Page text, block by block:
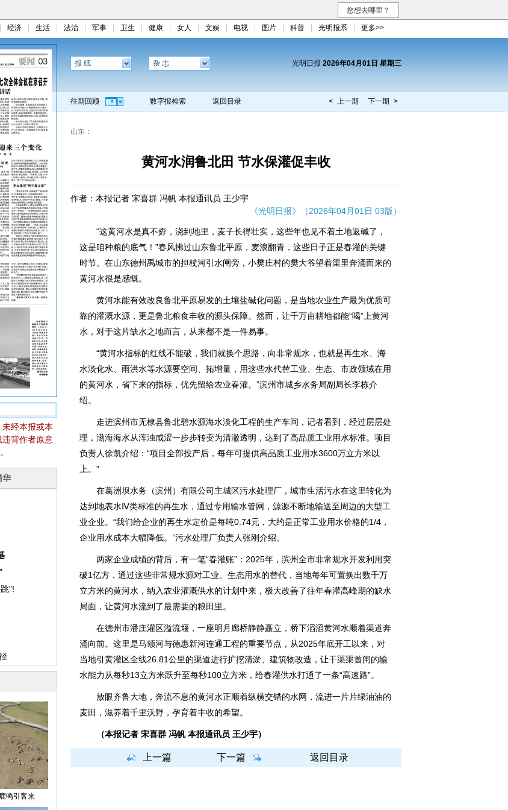
您想去哪里？
经济 生活 法治 军事 卫生 健康 女人 文娱 电视 图片 科普 光明报系 更多>>
经本报或本
背作者原意
报 纸 杂 志 光明日报 2026年04月01日 星期三
往期回顾 数字报检索 返回目录 < 上一期 下一期 >
山东：
黄河水润鲁北田 节水保灌促丰收
作者：本报记者 宋喜群 冯帆 本报通讯员 王少宇
《光明日报》（2026年04月01日 03版）
“这黄河水是真不孬，浇到地里，麦子长得壮实，这些年也见不着土地返碱了，
这是咱种粮的底气！”春风拂过山东鲁北平原，麦浪翻青，这些日子正是春灌的关键
时节。在山东德州禹城市的担杖河引水闸旁，小樊庄村的樊大爷望着渠里奔涌而来的
黄河水很是感慨。
黄河水能有效改良鲁北平原易发的土壤盐碱化问题，是当地农业生产最为优质可
靠的灌溉水源，更是鲁北粮食丰收的源头保障。然而，让千万亩耕地都能“喝”上黄河
水，对于这片缺水之地而言，从来都不是一件易事。
“黄河水指标的红线不能破，我们就换个思路，向非常规水，也就是再生水、海
水淡化水、雨洪水等水源要空间、拓增量，用这些水代替工业、生态、市政领域在用
的黄河水，省下来的指标，优先留给农业春灌。”滨州市城乡水务局副局长李栋介
绍。
走进滨州市无棣县鲁北碧水源海水淡化工程的生产车间，记者看到，经过层层处
理，渤海海水从浑浊咸涩一步步转变为清澈透明，达到了高品质工业用水标准。项目
负责人徐凯介绍：“项目全部投产后，每年可提供高品质工业用水3600万立方米以
上。”
在葛洲坝水务（滨州）有限公司主城区污水处理厂，城市生活污水在这里转化为
达到地表水Ⅳ类标准的再生水，通过专用输水管网，源源不断地输送至周边的大型工
业企业。“我们给企业的再生水定价是每吨0.74元，大约是正常工业用水价格的1/4，
企业用水成本大幅降低。”污水处理厂负责人张刚介绍。
两家企业成绩的背后，有一笔“春灌账”：2025年，滨州全市非常规水开发利用突
破1亿方，通过这些非常规水源对工业、生态用水的替代，当地每年可置换出数千万
立方米的黄河水，纳入农业灌溉供水的计划中来，极大改善了往年春灌高峰期的缺水
局面，让黄河水流到了最需要的粮田里。
在德州市潘庄灌区溢流堰，一座明月廊桥静静矗立，桥下滔滔黄河水顺着渠道奔
涌向前。这里是马颊河与德惠新河连通工程的重要节点，从2025年底开工以来，对
当地引黄灌区全线26.81公里的渠道进行扩挖清淤、建筑物改造，让干渠渠首闸的输
水能力从每秒13立方米跃升至每秒100立方米，给春灌供水打通了一条“高速路”。
放眼齐鲁大地，奔流不息的黄河水正顺着纵横交错的水网，流进一片片绿油油的
麦田，滋养着千里沃野，孕育着丰收的希望。
（本报记者 宋喜群 冯帆 本报通讯员 王少宇）
上一篇 下一篇 返回目录